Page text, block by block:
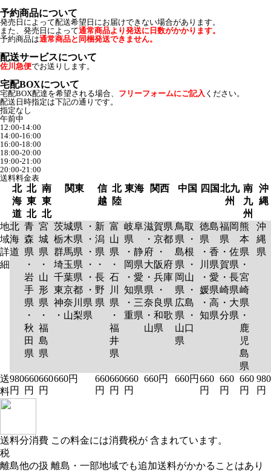
予約商品について
発売日によって配送希望日にお届けできない場合があります。
また、発売日によって通常商品より発送に日数がかかります。
予約商品は通常商品と同梱発送できません。
配送サービスについて
佐川急便でお送りします。
宅配BOXについて
宅配BOX配達を希望される場合、 フリーフォームにご記入 ください。
配送日時指定は下記の通りです。
指定なし
午前中
12:00-14:00
14:00-16:00
16:00-18:00
18:00-20:00
19:00-21:00
20:00-21:00
送料料金表
北
海
道
北
東
北
南
東
北
関東
信
越
北
陸
東海 関西 中国 四国北九
州
南
九
州
沖
縄
地
域
詳
細
北
海
道
青
森
県
・
岩
手
県
・
秋
田
県
宮
城
県
・
山
形
県
・
福
島
県
茨城県 ・
栃木県 ・
群馬県 ・
埼玉県 ・
千葉県 ・
東京都 ・
神奈川県
・山梨県
新
潟
県
・
長
野
県
富
山
県
・
石
川
県
・
福
井
県
岐阜
県
・静
岡県
・愛
知県
・三
重県
滋賀県
・京都
府 ・
大阪府
・兵庫
県 ・
奈良県
・和歌
山県
鳥取
県 ・
島根
県 ・
岡山
県 ・
広島
県 ・
山口
県
徳島
県
・香
川県
・愛
媛県
・高
知県
福岡
県
・佐
賀県
・長
崎県
・大
分県
熊
本
県
・
宮
崎
県
・
鹿
児
島
県
沖
縄
県
送
料
980
円
660
円
660
円
660円
660
円
660
円
660
円
660円 660円 660
円
660
円
660
円
980
円
送料分消費
税
この料金には消費税が 含まれています。
離島他の扱 離島・一部地域でも追加送料がかかることはあり